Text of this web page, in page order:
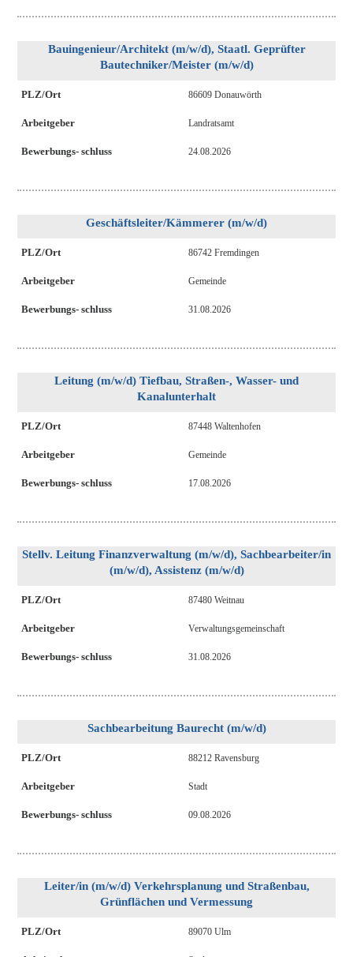
Bauingenieur/Architekt (m/w/d), Staatl. Geprüfter
Bautechniker/Meister (m/w/d)
PLZ/Ort
Arbeitgeber
Bewerbungs- schluss
86609 Donauwörth
Landratsamt
24.08.2026
Geschäftsleiter/Kämmerer (m/w/d)
PLZ/Ort
Arbeitgeber
Bewerbungs- schluss
86742 Fremdingen
Gemeinde
31.08.2026
Leitung (m/w/d) Tiefbau, Straßen-, Wasser- und
Kanalunterhalt
PLZ/Ort
Arbeitgeber
Bewerbungs- schluss
87448 Waltenhofen
Gemeinde
17.08.2026
Stellv. Leitung Finanzverwaltung (m/w/d), Sachbearbeiter/in
(m/w/d), Assistenz (m/w/d)
PLZ/Ort
Arbeitgeber
Bewerbungs- schluss
87480 Weitnau
Verwaltungsgemeinschaft
31.08.2026
Sachbearbeitung Baurecht (m/w/d)
PLZ/Ort
Arbeitgeber
Bewerbungs- schluss
88212 Ravensburg
Stadt
09.08.2026
Leiter/in (m/w/d) Verkehrsplanung und Straßenbau,
Grünflächen und Vermessung
PLZ/Ort 89070 Ulm